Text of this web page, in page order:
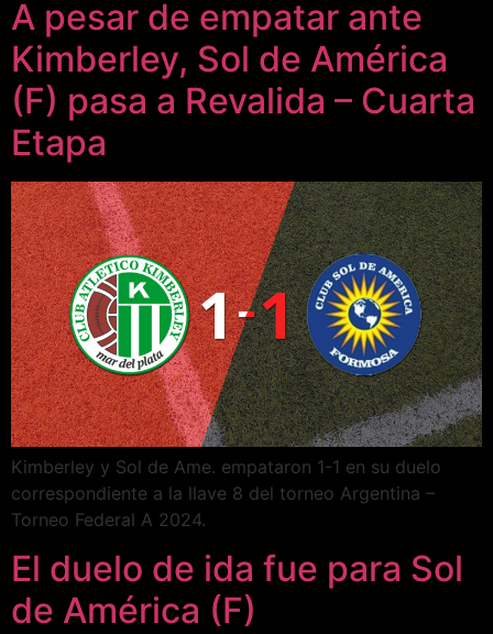
A pesar de empatar ante
Kimberley, Sol de América
(F) pasa a Revalida – Cuarta
Etapa
Kimberley y Sol de Ame. empataron 1-1 en su duelo
correspondiente a la llave 8 del torneo Argentina –
Torneo Federal A 2024.
El duelo de ida fue para Sol
de América (F)